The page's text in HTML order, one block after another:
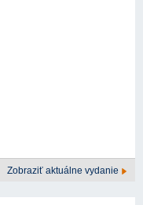
Zobraziť aktuálne vydanie